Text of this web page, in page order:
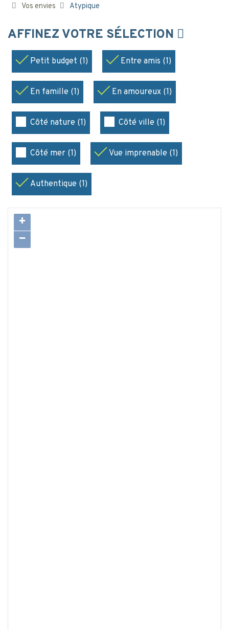
Vos envies Atypique
AFFINEZ VOTRE SÉLECTION
Petit budget (1) Entre amis (1)
En famille (1) En amoureux (1)
Côté nature (1) Côté ville (1)
Côté mer (1) Vue imprenable (1)
Authentique (1)
+
−